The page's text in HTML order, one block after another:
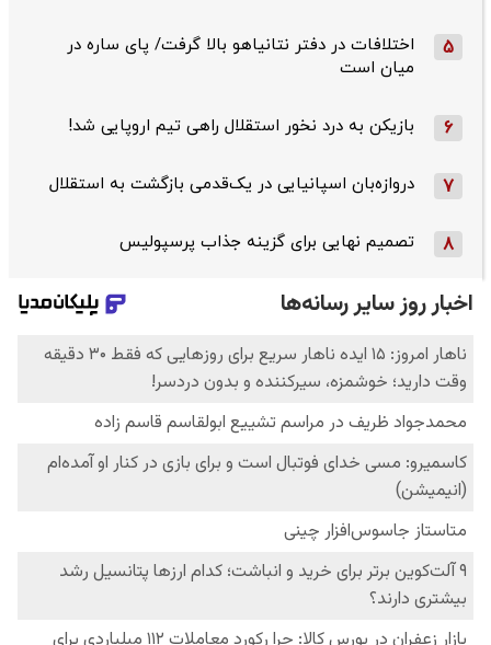
5
اختلافات در دفتر نتانیاهو بالا گرفت/ پای ساره در
میان است
6 بازیکن به درد نخور استقلال راهی تیم اروپایی شد!
7 دروازه‌بان اسپانیایی در یک‌قدمی بازگشت به استقلال
8 تصمیم نهایی برای گزینه جذاب پرسپولیس